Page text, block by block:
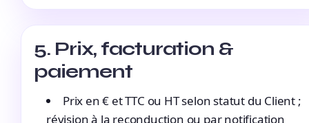
5. Prix, facturation &
paiement
Prix en € et TTC ou HT selon statut du Client ;
révision à la reconduction ou par notification